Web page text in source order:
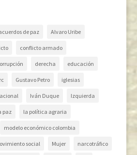
de paz Alvaro Uribe
conflicto armado
derecha educación
Gustavo Petro iglesias
Iván Duque Izquierda
paz la política agraria
modelo económico colombia
social Mujer narcotráfico